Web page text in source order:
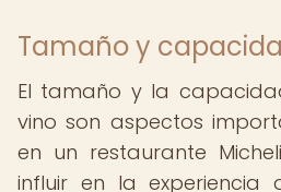
Tamaño y
El tamaño y la
vino son aspectos
en un restaurante
influir en la experiencia